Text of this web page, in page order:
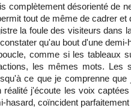
complètement désorienté de
tout de même de cadrer
la foule des visiteurs dans
qu'au bout d'une
comme si les tableaux
les mêmes mots. Les
ce que je comprenne
réalité j'écoute les voix
hasard, coïncident